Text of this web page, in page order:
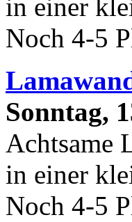
in einer
Noch 4-5
Sonntag,
Achtsame
in einer
Noch 4-5